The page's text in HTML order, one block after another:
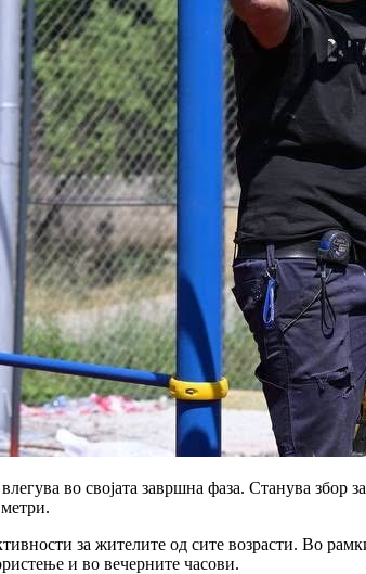
во својата завршна фаза. Станува збор
за жителите од сите возрасти. Во
и во вечерните часови.